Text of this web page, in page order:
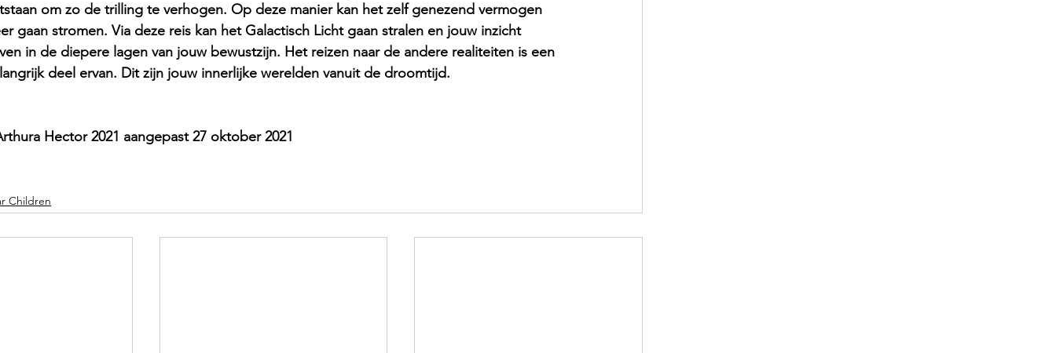
om zo de trilling te verhogen. Op deze manier kan het zelf genezend vermogen
gaan stromen. Via deze reis kan het Galactisch Licht gaan stralen en jouw inzicht
in de diepere lagen van jouw bewustzijn. Het reizen naar de andere realiteiten is een
deel ervan. Dit zijn jouw innerlijke werelden vanuit de droomtijd.
Hector 2021 aangepast 27 oktober 2021
Children